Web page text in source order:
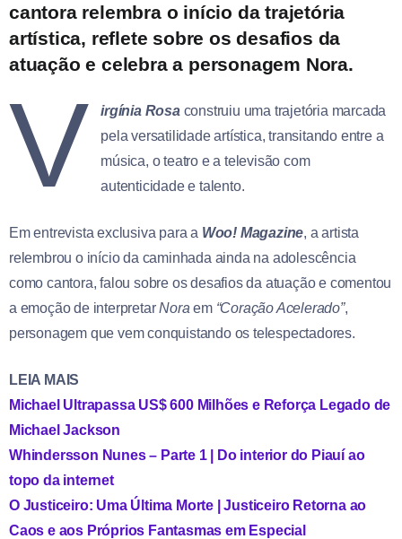
cantora relembra o início da trajetória
artística, reflete sobre os desafios da
atuação e celebra a personagem Nora.
V irgínia Rosaconstruiu uma trajetória marcada
pela versatilidade artística, transitando entre a
música, o teatro e a televisão com
autenticidade e talento.
Em entrevista exclusiva para a Woo! Magazine, a artista
relembrou o início da caminhada ainda na adolescência
como cantora, falou sobre os desafios da atuação e comentou
a emoção de interpretarNora em “Coração Acelerado”,
personagem que vem conquistando os telespectadores.
LEIA MAIS
Michael Ultrapassa US$ 600 Milhões e Reforça Legado de
Michael Jackson
Whindersson Nunes – Parte 1 | Do interior do Piauí ao
topo da internet
O Justiceiro: Uma Última Morte | Justiceiro Retorna ao
Caos e aos Próprios Fantasmas em Especial